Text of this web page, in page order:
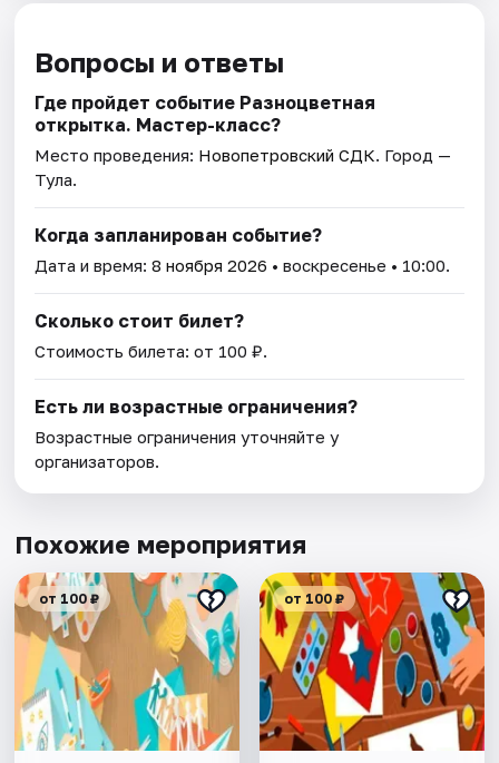
Вопросы и ответы
Где пройдет событие Разноцветная
открытка. Мастер-класс?
Место проведения: Новопетровский СДК. Город —
Тула.
Когда запланирован событие?
Дата и время:8 ноября 2026 • воскресенье • 10:00.
Сколько стоит билет?
Стоимость билета: от 100 ₽.
Есть ли возрастные ограничения?
Возрастные ограничения уточняйте у
организаторов.
Похожие мероприятия
от 100 ₽ от 100 ₽